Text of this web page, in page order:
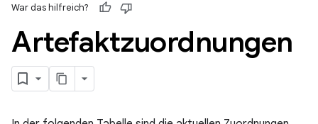
War das hilfreich?
Artefaktzuordnungen